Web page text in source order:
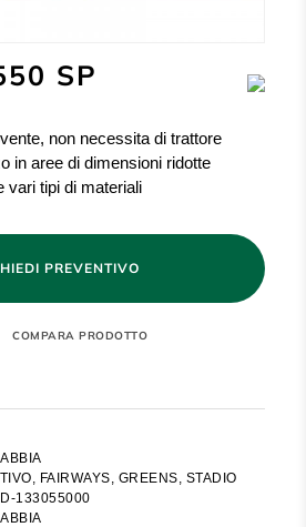
SP
non necessita di trattore
in aree di dimensioni ridotte
vari tipi di materiali
PREVENTIVO
FAIRWAYS GREENS STADIO
133055000